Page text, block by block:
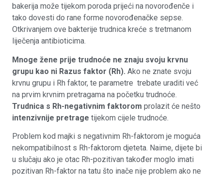
bakerija može tijekom poroda prijeći na novorođenče i
tako dovesti do rane forme novorođenačke sepse.
Otkrivanjem ove bakterije trudnica kreće s tretmanom
liječenja antibioticima.
Mnoge žene prije trudnoće ne znaju svoju krvnu
grupu kao ni Razus faktor (Rh). Ako ne znate svoju
krvnu grupu i Rh faktor, te parametre trebate uraditi već
na prvim krvnim pretragama na početku trudnoće.
Trudnica s Rh-negativnim faktorom prolazit će nešto
intenzivnije pretrage tijekom cijele trudnoće.
Problem kod majki s negativnim Rh-faktorom je moguća
nekompatibilnost s Rh-faktorom djeteta. Naime, dijete bi
u slučaju ako je otac Rh-pozitivan također moglo imati
pozitivan Rh-faktor na tatu što inače nije problem ako ne